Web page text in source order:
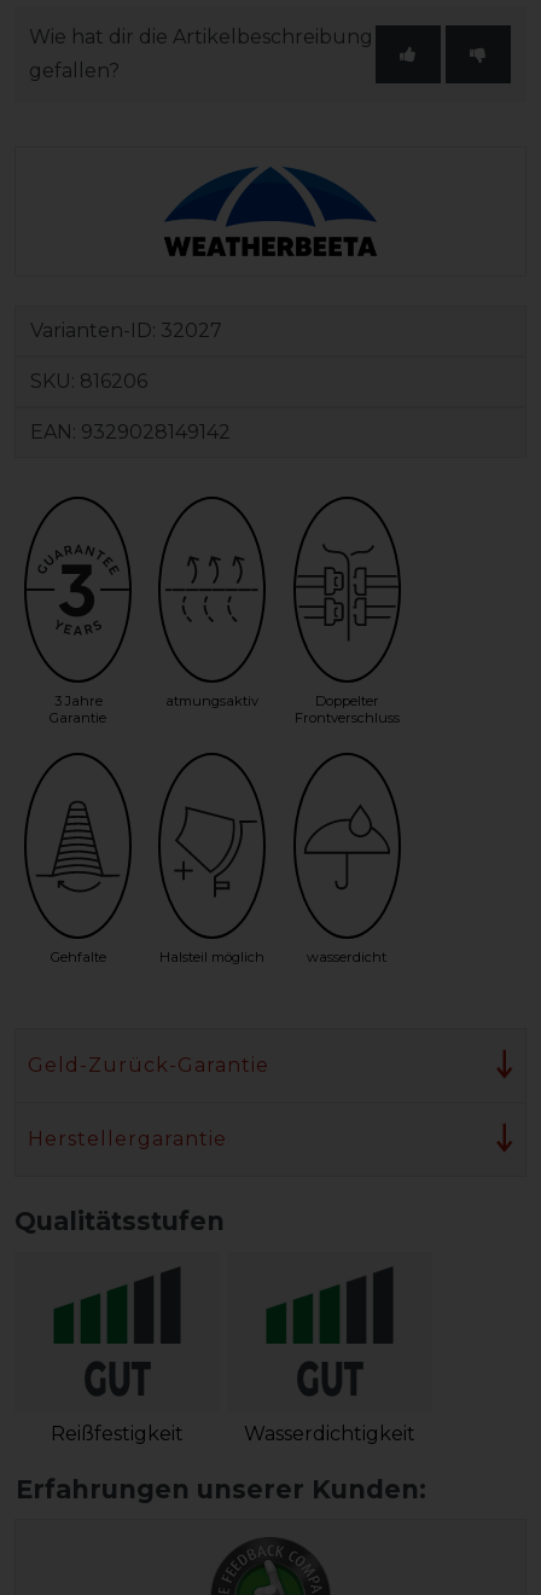
Wie hat dir die Artikelbeschreibung
gefallen?
Varianten-ID: 32027
SKU: 816206
EAN: 9329028149142
3 Jahre
Garantie
atmungsaktiv
Doppelter
Frontverschluss
Gehfalte Halsteil möglich wasserdicht
Geld-Zurück-Garantie
Herstellergarantie
Qualitätsstufen
Reißfestigkeit Wasserdichtigkeit